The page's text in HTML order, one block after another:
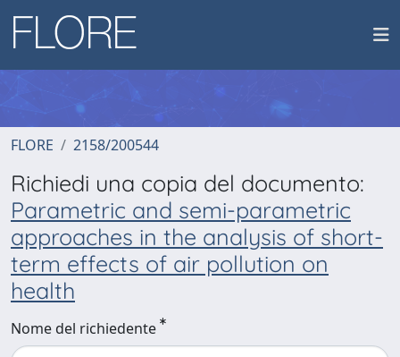
FLORE 2158/200544
Richiedi una copia del documento:
Parametric and semi-parametric
approaches in the analysis of short-
term effects of air pollution on
health
Nome del richiedente